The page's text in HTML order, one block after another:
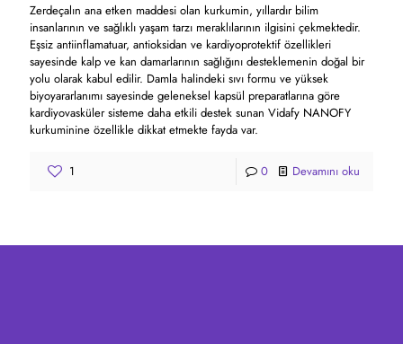
Zerdeçalın ana etken maddesi olan kurkumin, yıllardır bilim
insanlarının ve sağlıklı yaşam tarzı meraklılarının ilgisini çekmektedir.
Eşsiz antiinflamatuar, antioksidan ve kardiyoprotektif özellikleri
sayesinde kalp ve kan damarlarının sağlığını desteklemenin doğal bir
yolu olarak kabul edilir. Damla halindeki sıvı formu ve yüksek
biyoyararlanımı sayesinde geleneksel kapsül preparatlarına göre
kardiyovasküler sisteme daha etkili destek sunan Vidafy NANOFY
kurkuminine özellikle dikkat etmekte fayda var.
1 0 Devamını oku